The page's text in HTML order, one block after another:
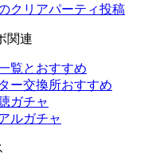
クリアパーティ投稿
関連
覧とおすすめ
ー交換所おすすめ
ガチャ
ルガチャ